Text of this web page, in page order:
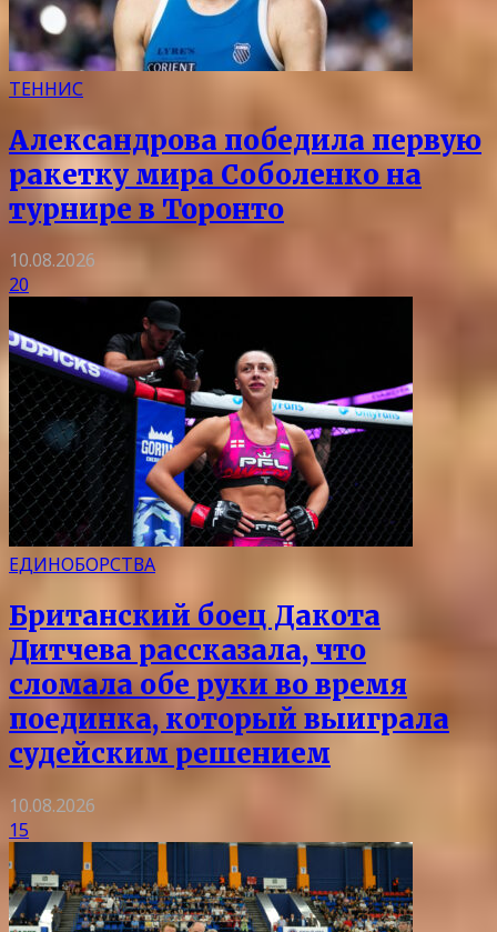
ТЕННИС
Александрова победила первую
ракетку мира Соболенко на
турнире в Торонто
10.08.2026
20
ЕДИНОБОРСТВА
Британский боец Дакота
Дитчева рассказала, что
сломала обе руки во время
поединка, который выиграла
судейским решением
10.08.2026
15